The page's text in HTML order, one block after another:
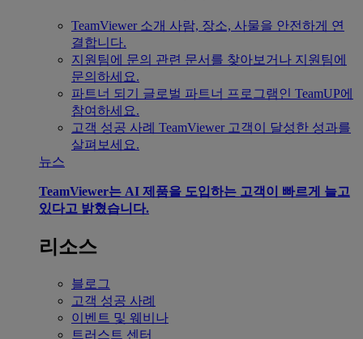
TeamViewer 소개 사람, 장소, 사물을 안전하게 연
결합니다.
지원팀에 문의 관련 문서를 찾아보거나 지원팀에
문의하세요.
파트너 되기
글로벌 파트너 프로그램인 TeamUP에
참여하세요.
고객 성공 사례 TeamViewer 고객이 달성한 성과를
살펴보세요.
뉴스
TeamViewer는 AI 제품을 도입하는 고객이 빠르게 늘고
있다고 밝혔습니다.
리소스
블로그
고객 성공 사례
이벤트 및 웨비나
트러스트 센터